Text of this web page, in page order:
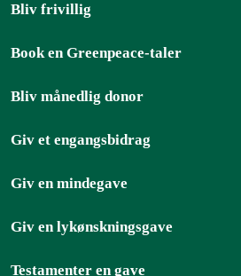
Bliv frivillig
Book en Greenpeace-taler
Bliv månedlig donor
Giv et engangsbidrag
Giv en mindegave
Giv en lykønskningsgave
Testamenter en gave